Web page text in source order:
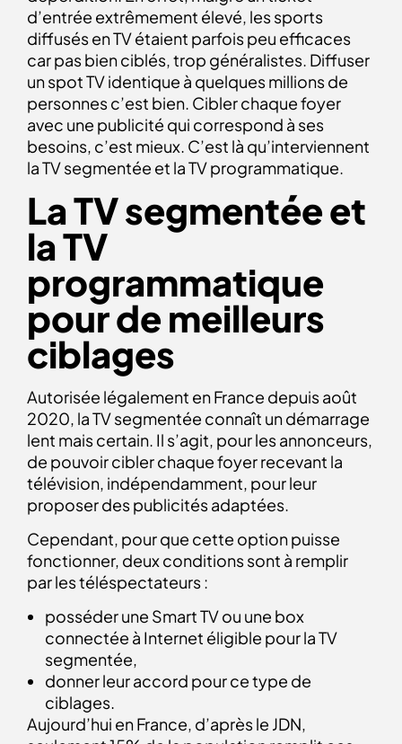
d’entrée extrêmement élevé, les sports
diffusés en TV étaient parfois peu efficaces
car pas bien ciblés, trop généralistes. Diffuser
un spot TV identique à quelques millions de
personnes c’est bien. Cibler chaque foyer
avec une publicité qui correspond à ses
besoins, c’est mieux. C’est là qu’interviennent
la TV segmentée et la TV programmatique.
La TV segmentée et
la TV
programmatique
pour de meilleurs
ciblages
Autorisée légalement en France depuis août
2020, la TV segmentée connaît un démarrage
lent mais certain. Il s’agit, pour les annonceurs,
de pouvoir cibler chaque foyer recevant la
télévision, indépendamment, pour leur
proposer des publicités adaptées.
Cependant, pour que cette option puisse
fonctionner, deux conditions sont à remplir
par les téléspectateurs :
posséder une Smart TV ou une box
connectée à Internet éligible pour la TV
segmentée,
donner leur accord pour ce type de
ciblages.
Aujourd’hui en France, d’après le JDN,